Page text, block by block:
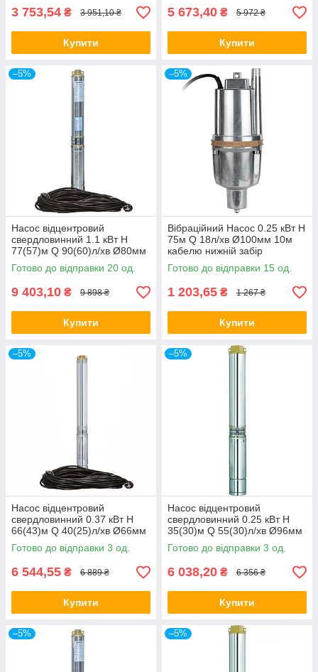
3 753,54 ₴ 3 951,10 ₴
Купити
5 673,40 ₴ 5 972 ₴
Купити
–5%
Насос відцентровий
свердловинний 1.1 кВт H
77(57)м Q 90(60)л/хв Ø80мм
(кабель 35м) AQUATICA
(DONGYIN) арт.(777393)
Готово до відправки 20 од.
9 403,10 ₴ 9 898 ₴
Купити
–5%
Вібраційний Насос 0.25 кВт H
75м Q 18л/хв Ø100мм 10м
кабелю нижній забір
WETRON (WVM60-1) арт.
(778387)
Готово до відправки 15 од.
1 203,65 ₴ 1 267 ₴
Купити
–5%
Насос відцентровий
свердловинний 0.37 кВт H
66(43)м Q 40(25)л/хв Ø66мм
(кабель 30м) AQUATICA
(DONGYIN) арт.(777372)
Готово до відправки 3 од.
6 544,55 ₴ 6 889 ₴
Купити
–5%
Насос відцентровий
свердловинний 0.25 кВт H
35(30)м Q 55(30)л/хв Ø96мм
(кабель 25м) AQUATICA
(DONGYIN) арт.(777441)
Готово до відправки 3 од.
6 038,20 ₴ 6 356 ₴
Купити
–5% –5%